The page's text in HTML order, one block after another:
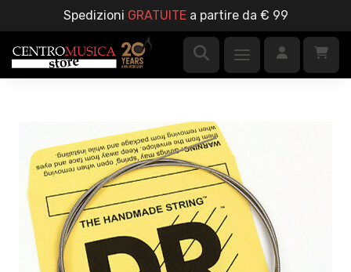
Spedizioni GRATUITEa partire da € 99